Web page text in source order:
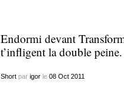
Endormi devant
t’infligent la double peine.
Shortpar igorle 08 Oct 2011